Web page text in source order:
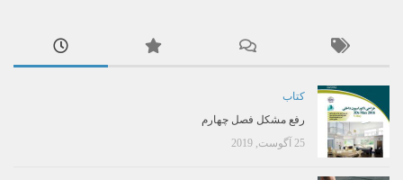
کتاب
رفع مشکل فصل چهارم
25 آگوست, 2019